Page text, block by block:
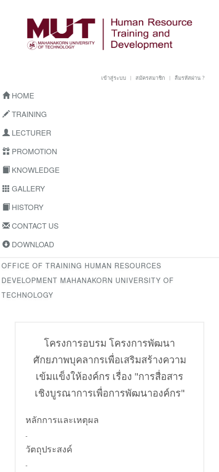
เข้าสู่ระบบ สมัครสมาชิก ลืมรหัสผ่าน ?
HOME
TRAINING
LECTURER
PROMOTION
KNOWLEDGE
GALLERY
HISTORY
CONTACT US
DOWNLOAD
OFFICE OF TRAINING HUMAN RESOURCES
DEVELOPMENT MAHANAKORN UNIVERSITY OF
TECHNOLOGY
โครงการอบรม โครงการพัฒนา
ศักยภาพบุคลากรเพื่อเสริมสร้างความ
เข้มแข็งให้องค์กร เรื่อง "การสื่อสาร
เชิงบูรณาการเพื่อการพัฒนาองค์กร"
หลักการและเหตุผล
-
วัตถุประสงค์
-